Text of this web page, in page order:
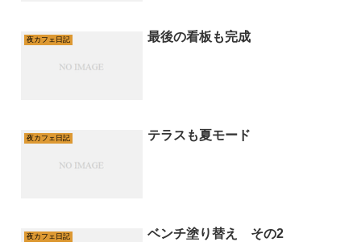
夜カフェ日記 最後の看板も完成
夜カフェ日記 テラスも夏モード
夜カフェ日記 ベンチ塗り替え その2